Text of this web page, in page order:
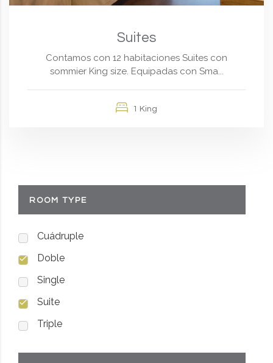
Suites
Contamos con 12 habitaciones Suites con
sommier King size. Equipadas con Sma...
1 King
ROOM TYPE
Cuádruple
Doble
Single
Suite
Triple